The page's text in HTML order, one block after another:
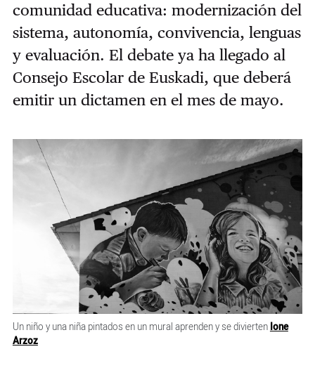
comunidad educativa: modernización del
sistema, autonomía, convivencia, lenguas
y evaluación. El debate ya ha llegado al
Consejo Escolar de Euskadi, que deberá
emitir un dictamen en el mes de mayo.
Un niño y una niña pintados en un mural aprenden y se diviertenIone
Arzoz